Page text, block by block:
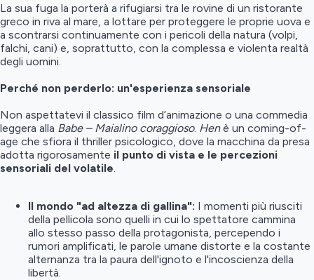
La sua fuga la porterà a rifugiarsi tra le rovine di un ristorante
greco in riva al mare, a lottare per proteggere le proprie uova e
a scontrarsi continuamente con i pericoli della natura (volpi,
falchi, cani) e, soprattutto, con la complessa e violenta realtà
degli uomini.
Perché non perderlo: un'esperienza sensoriale
Non aspettatevi il classico film d’animazione o una commedia
leggera alla Babe – Maialino coraggioso. Henè un coming-of-
age che sfiora il thriller psicologico, dove la macchina da presa
adotta rigorosamente il punto di vista e le percezioni
sensoriali del volatile.
Il mondo "ad altezza di gallina": I momenti più riusciti
della pellicola sono quelli in cui lo spettatore cammina
allo stesso passo della protagonista, percependo i
rumori amplificati, le parole umane distorte e la costante
alternanza tra la paura dell'ignoto e l'incoscienza della
libertà.